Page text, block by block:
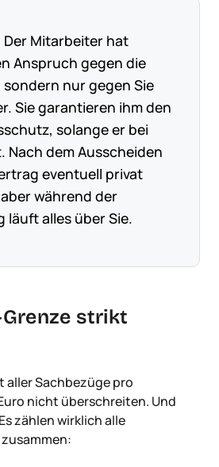
Mitarbeiter hat
Anspruch gegen die
nur gegen Sie
Sie garantieren ihm den
solange er bei
Nach dem Ausscheiden
eventuell privat
während der
läuft alles über Sie.
strikt
aller Sachbezüge pro
nicht überschreiten. Und
zählen wirklich alle